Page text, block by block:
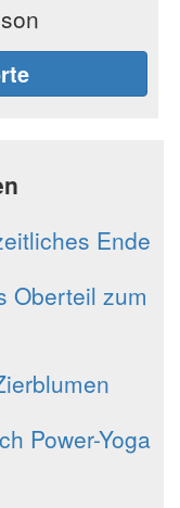
Ende
Oberteil zum
Power-Yoga